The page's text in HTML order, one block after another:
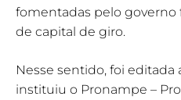
fomentadas pelo governo
de capital de giro.
Nesse sentido, foi editada
instituiu o Pronampe –